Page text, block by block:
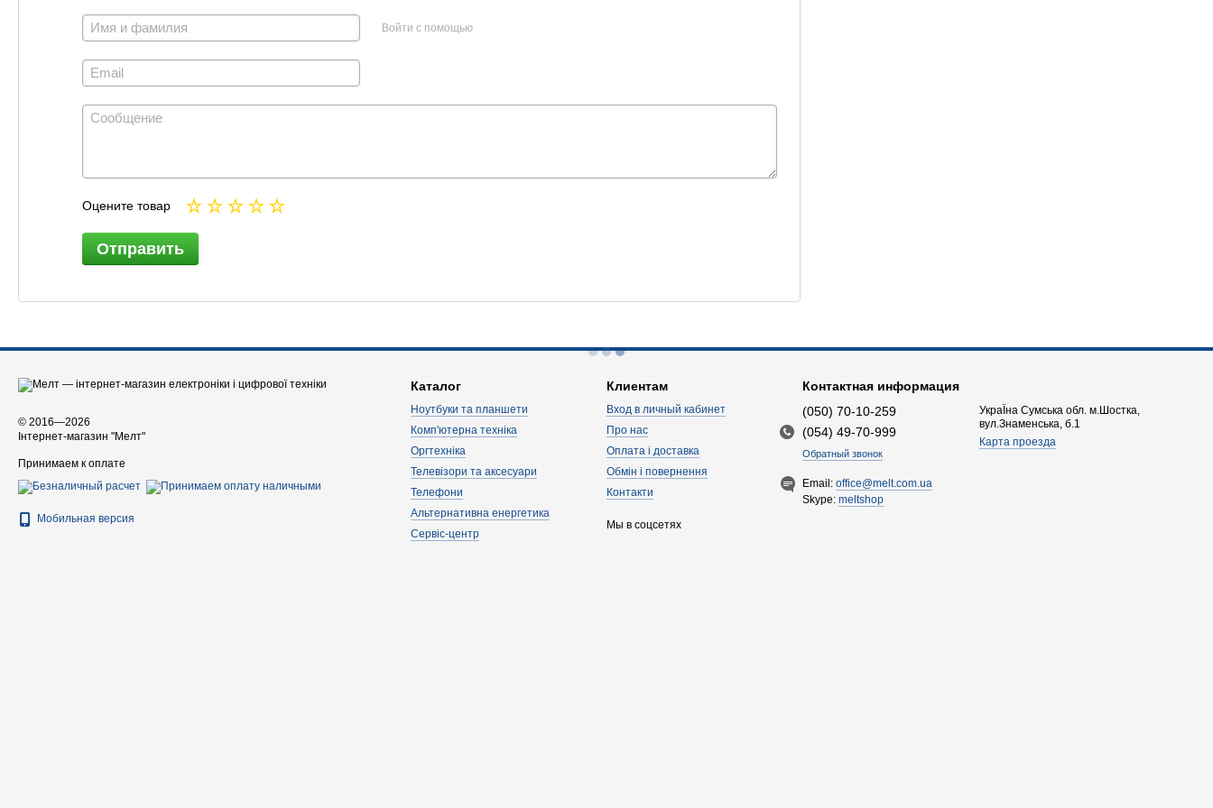
Войти с помощью
Оцените товар
Отправить
© 2016—2026
Інтернет-магазин "Мелт"
Принимаем к оплате
Мобильная версия
Каталог
Ноутбуки та планшети
Комп'ютерна техніка
Оргтехніка
Телевізори та аксесуари
Телефони
Альтернативна енергетика
Сервіс-центр
Клиентам
Вход в личный кабинет
Про нас
Оплата і доставка
Обмін і повернення
Контакти
Мы в соцсетях
Контактная информация
(050) 70-10-259
(054) 49-70-999
Обратный звонок
УкраЇна Сумська обл. м.Шостка,
вул.Знаменська, б.1
Карта проезда
Email:office@melt.com.ua
Skype:meltshop